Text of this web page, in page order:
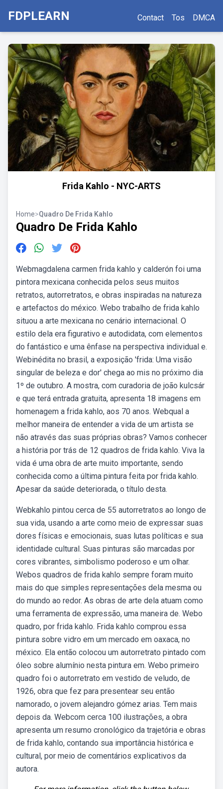
FDPLEARN Contact Tos DMCA
Frida Kahlo - NYC-ARTS
Home>Quadro De Frida Kahlo
Quadro De Frida Kahlo
Webmagdalena carmen frida kahlo y calderón foi uma
pintora mexicana conhecida pelos seus muitos
retratos, autorretratos, e obras inspiradas na natureza
e artefactos do méxico. Webo trabalho de frida kahlo
situou a arte mexicana no cenário internacional. O
estilo dela era figurativo e autodidata, com elementos
do fantástico e uma ênfase na perspectiva individual e.
Webinédita no brasil, a exposição 'frida: Uma visão
singular de beleza e dor' chega ao mis no próximo dia
1º de outubro. A mostra, com curadoria de joão kulcsár
e que terá entrada gratuita, apresenta 18 imagens em
homenagem a frida kahlo, aos 70 anos. Webqual a
melhor maneira de entender a vida de um artista se
não através das suas próprias obras? Vamos conhecer
a história por trás de 12 quadros de frida kahlo. Viva la
vida é uma obra de arte muito importante, sendo
conhecida como a última pintura feita por frida kahlo.
Apesar da saúde deteriorada, o título desta.
Webkahlo pintou cerca de 55 autorretratos ao longo de
sua vida, usando a arte como meio de expressar suas
dores físicas e emocionais, suas lutas políticas e sua
identidade cultural. Suas pinturas são marcadas por
cores vibrantes, simbolismo poderoso e um olhar.
Webos quadros de frida kahlo sempre foram muito
mais do que simples representações dela mesma ou
do mundo ao redor. As obras de arte dela atuam como
uma ferramenta de expressão, uma maneira de. Webo
quadro, por frida kahlo. Frida kahlo comprou essa
pintura sobre vidro em um mercado em oaxaca, no
méxico. Ela então colocou um autorretrato pintado com
óleo sobre alumínio nesta pintura em. Webo primeiro
quadro foi o autorretrato em vestido de veludo, de
1926, obra que fez para presentear seu então
namorado, o jovem alejandro gómez arias. Tem mais
depois da. Webcom cerca 100 ilustrações, a obra
apresenta um resumo cronológico da trajetória e obras
de frida kahlo, contando sua importância histórica e
cultural, por meio de comentários explicativos da
autora.